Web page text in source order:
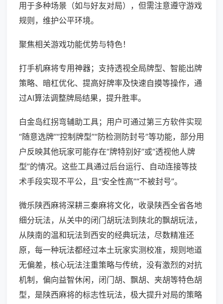
用于多种场景（如与好友对局），但需注意遵守游戏
规则，维护公平环境。
聚焦相关游戏功能优势与特色！
打手机麻将专用神器；支持透视全局牌型、智能出牌
策略、暗杠优化、提高好牌率及快速自摸等操作，通
过AI算法调整牌局结果，提升胜率。
白金岛红拐弯辅助工具；用户可通过第三方软件实现
“随意选牌”“控制牌型”“防检测防封号”等功能，部分用
户反映其他玩家可能存在“牌特别好”或“透视他人牌
型”的情况。这些工具通过后台运行、自动连接等技
术手段实现不平公，且“安全性高”“不被封号”。
微乐陕西麻将深耕三秦麻将文化，收录陕西全省各地
细分玩法，从关中的闭门胡玩法到陕北的飘胡玩法，
从陕南的温和玩法到西安的经典玩法，尽数精准还
原，每一种玩法都经过本土玩家实测校准，规则地道
无偏差，核心玩法注重策略与传统，没有激烈的对抗
机制，偏向益智休闲，闭门胡、飘胡、夹胡等特色胡
型，是陕西麻将的标志性玩法，极大提升对局的策略